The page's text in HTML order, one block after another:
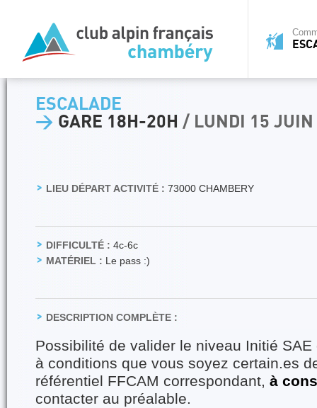
ESCALADE
> GARE 18H-20H / LUNDI 15
LIEU DÉPART ACTIVITÉ : 73000 CHAMBERY
DIFFICULTÉ : 4c-6c
MATÉRIEL : Le pass :)
DESCRIPTION COMPLÈTE :
Possibilité de valider le niveau Initié
à conditions que vous soyez certain.es
référentiel FFCAM correspondant, à
contacter au préalable.